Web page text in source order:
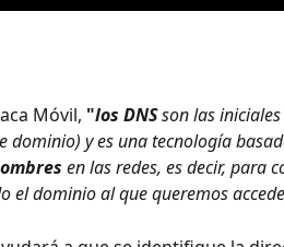
Móvil, "los DNS son las iniciales
dominio) y es una tecnología
en las redes, es decir, para
el dominio al que queremos